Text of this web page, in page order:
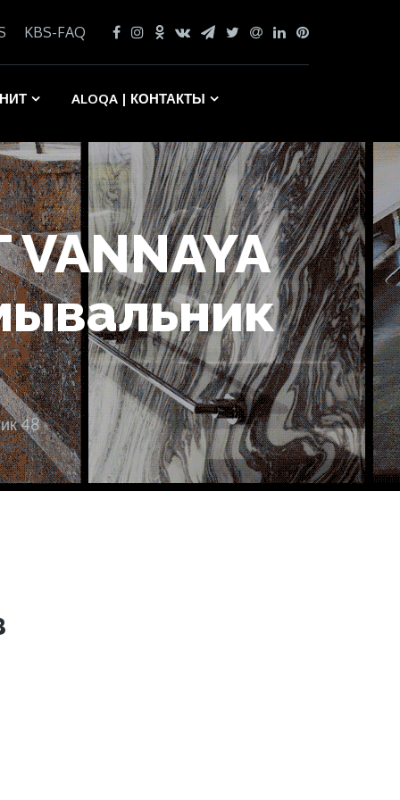
KBS-FAQ
ALOQA | КОНТАКТЫ
48